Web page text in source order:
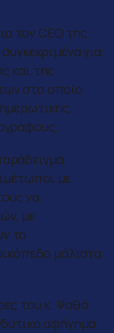
τον CEO της
για
και της
στο οποίο
με
να
με
το
μάλιστα
του κ. Ψαθά
αφήγημα